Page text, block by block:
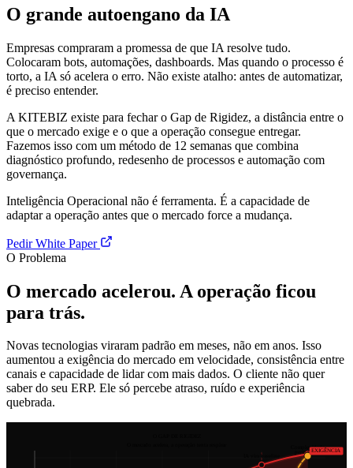
O grande autoengano da IA
Empresas compraram a promessa de que IA resolve tudo.
Colocaram bots, automações, dashboards. Mas quando o processo é
torto, a IA só acelera o erro. Não existe atalho: antes de automatizar,
é preciso entender.
A KITEBIZ existe para fechar o Gap de Rigidez, a distância entre o
que o mercado exige e o que a operação consegue entregar.
Fazemos isso com um método de 12 semanas que combina
diagnóstico profundo, redesenho de processos e automação com
governança.
Inteligência Operacional não é ferramenta. É a capacidade de
adaptar a operação antes que o mercado force a mudança.
Pedir White Paper
O Problema
O mercado acelerou. A operação ficou
para trás.
Novas tecnologias viraram padrão em meses, não em anos. Isso
aumentou a exigência do mercado em velocidade, consistência entre
canais e capacidade de lidar com mais dados. O cliente não quer
saber do seu ERP. Ele só percebe atraso, ruído e experiência
quebrada.
IA vira baseline
Complexidade
permanenteEXIGÊNCIA